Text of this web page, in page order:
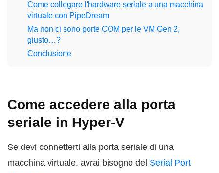
Come collegare l'hardware seriale a una macchina
virtuale con PipeDream
Ma non ci sono porte COM per le VM Gen 2,
giusto…?
Conclusione
Come accedere alla porta
seriale in Hyper-V
Se devi connetterti alla porta seriale di una
macchina virtuale, avrai bisogno del Serial Port